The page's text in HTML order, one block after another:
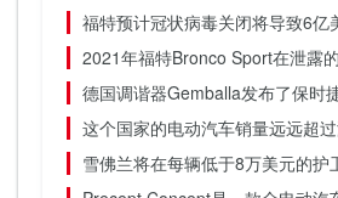
福特预计冠状病毒关闭将导致6亿
2021年福特Bronco Sport在泄露
德国调谐器Gemballa发布了保时
这个国家的电动汽车销量远远超
雪佛兰将在每辆低于8万美元的护